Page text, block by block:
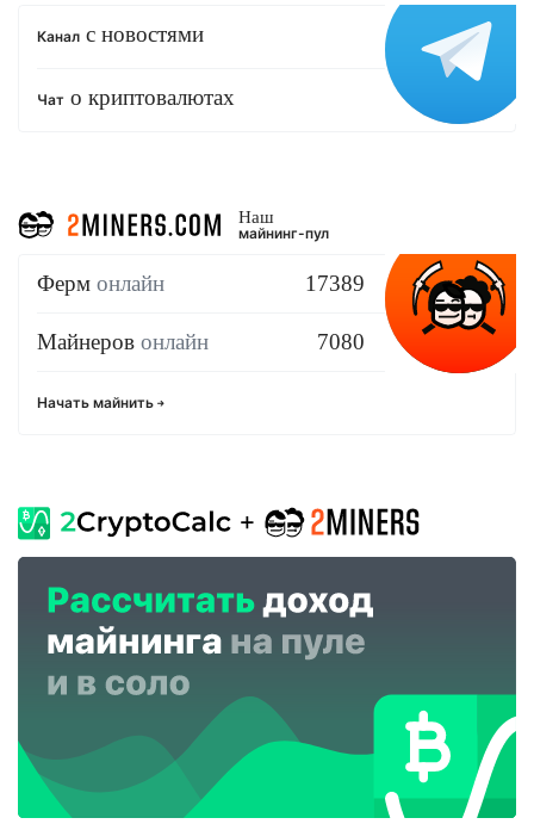
Канал с новостями
Чат о криптовалютах
Наш
майнинг-пул
Ферм онлайн 17389
Майнеров онлайн 7080
Начать майнить